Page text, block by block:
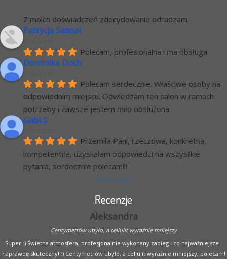
Z moich doświadczeń zdecydowanie odradzam.
Patrycja Sasnal
Polecam, profesionalna i ma obsługa.
Dominika Doch
Polecam serdecznie. Właściwe osoby na
odpowiednim miejscu. Odwiedzam ten salon w ramach
potrzeby i zawsze jestem miło obsłużona.
Gabi S
Przemiła Pani, rzeczowa, konkretna,
kompetentna, uzyskałam odpowiedzi na wszystkie
pytania, serdecznie polecam!!!
Więcej opinii
Recenzje
Aleksandra
Centymetrów ubyło, a cellulit wyraźnie mniejszy
Super :) Świetna atmosfera, profesjonalnie wykonany zabieg i co najważniejsze -
naprawdę skuteczny! :) Centymetrów ubyło, a cellulit wyraźnie mniejszy, polecam!